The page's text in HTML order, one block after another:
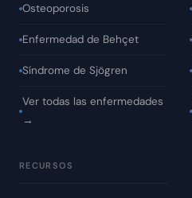
Osteoporosis
Enfermedad de Behçet
Síndrome de Sjögren
Ver todas las enfermedades
→
RECURSOS